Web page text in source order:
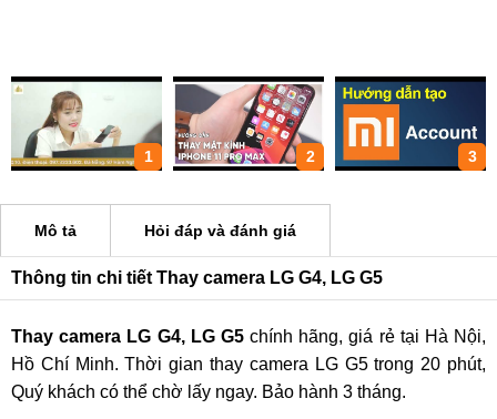
1 2 3
Mô tả Hỏi đáp và đánh giá
Thông tin chi tiết Thay camera LG G4, LG G5
Thay camera LG G4, LG G5 chính hãng, giá rẻ tại Hà Nội,
Hồ Chí Minh. Thời gian thay camera LG G5 trong 20 phút,
Quý khách có thể chờ lấy ngay. Bảo hành 3 tháng.